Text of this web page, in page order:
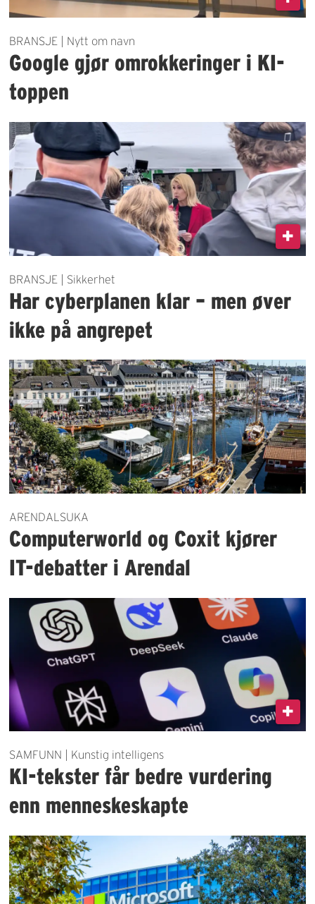
BRANSJE | Nytt om navn
Google gjør omrokkeringer i KI-
toppen
BRANSJE | Sikkerhet
Har cyberplanen klar – men øver
ikke på angrepet
ARENDALSUKA
Computerworld og Coxit kjører
IT-debatter i Arendal
SAMFUNN | Kunstig intelligens
KI-tekster får bedre vurdering
enn menneskeskapte